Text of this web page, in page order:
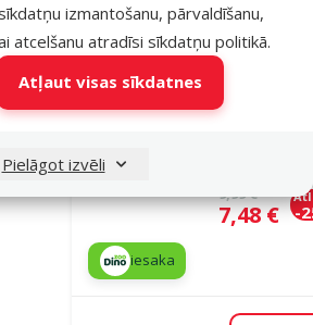
izmantošanu, pārvaldīšanu,
atcelšanu atradīsi sīkdatņu politikā.
Atļaut visas sīkdatnes
Pielāgot izvēli
suņiem –
Fantasy Toy
Recycled
with
Oriģinālā
9,99 €
Cena
7,48 € -
iesaka